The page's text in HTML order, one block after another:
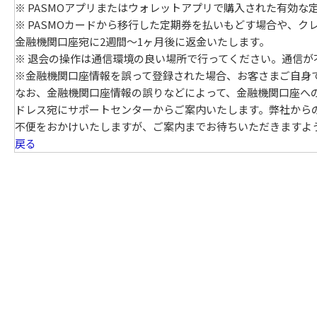
※ PASMOアプリまたはウォレットアプリで購入された有効
※ PASMOカードから移行した定期券を払いもどす場合や、
金融機関口座宛に2週間～1ヶ月後に返金いたします。
※ 退会の操作は通信環境の良い場所で行ってください。通信
※金融機関口座情報を誤って登録された場合、お客さまご自
なお、金融機関口座情報の誤りなどによって、金融機関口座
ドレス宛にサポートセンターからご案内いたします。弊社か
不便をおかけいたしますが、ご案内までお待ちいただきますよ
戻る